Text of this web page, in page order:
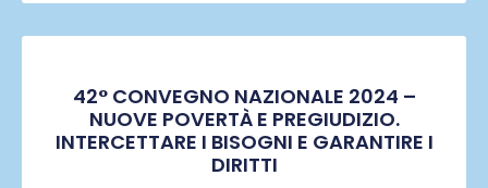
42° CONVEGNO NAZIONALE 2024 –
NUOVE POVERTÀ E PREGIUDIZIO.
INTERCETTARE I BISOGNI E GARANTIRE I
DIRITTI